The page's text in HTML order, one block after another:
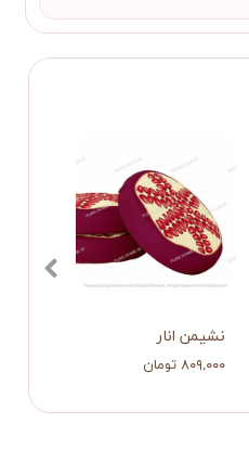
نشیمن انار
۸۰۹,۰۰۰ تومان